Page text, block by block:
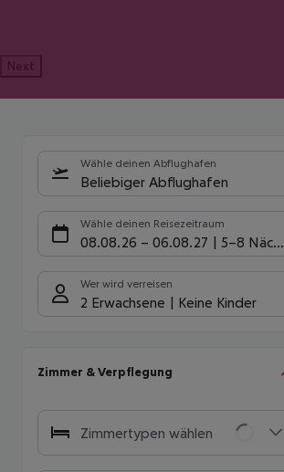
Next
Wähle deinen Abflughafen
Beliebiger Abflughafen
Wähle deinen Reisezeitraum
08.08.26 – 06.08.27 5-8 Nächte
Wer wird verreisen
2 Erwachsene Keine Kinder
Zimmer & Verpflegung
Zimmertypen wählen